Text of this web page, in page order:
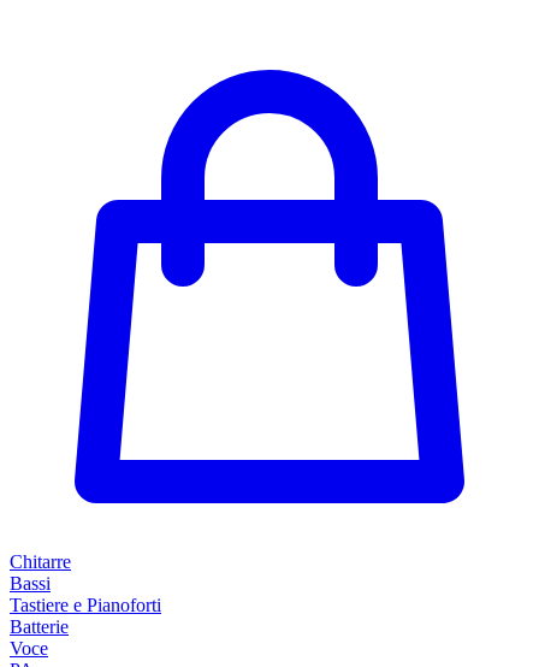
Chitarre
Bassi
Tastiere e Pianoforti
Batterie
Voce